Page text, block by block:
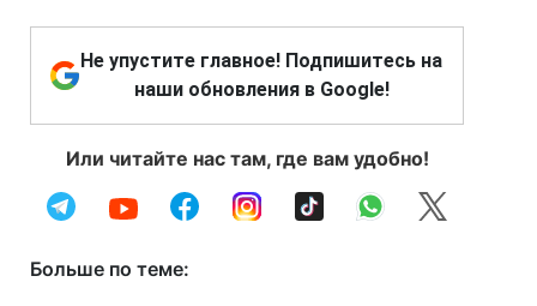
Не упустите главное! Подпишитесь на
наши обновления в Google!
Или читайте нас там, где вам удобно!
Больше по теме: